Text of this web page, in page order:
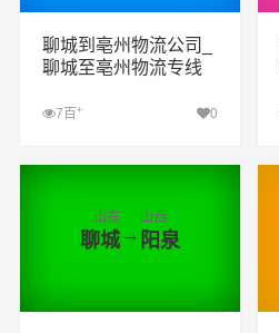
聊城到亳州物流公司_
聊城至亳州物流专线
7百 + 0
查看详细
山东
聊城→
山西
阳泉